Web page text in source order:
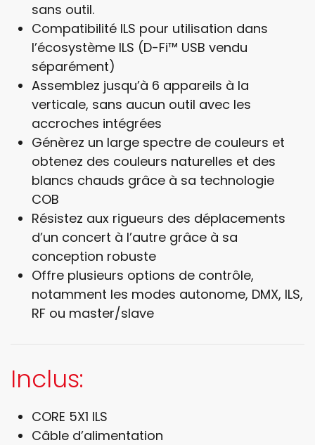
sans outil.
Compatibilité ILS pour utilisation dans
l’écosystème ILS (D-Fi™ USB vendu
séparément)
Assemblez jusqu’à 6 appareils à la
verticale, sans aucun outil avec les
accroches intégrées
Génèrez un large spectre de couleurs et
obtenez des couleurs naturelles et des
blancs chauds grâce à sa technologie
COB
Résistez aux rigueurs des déplacements
d’un concert à l’autre grâce à sa
conception robuste
Offre plusieurs options de contrôle,
notamment les modes autonome, DMX, ILS,
RF ou master/slave
Inclus:
CORE 5X1 ILS
Câble d’alimentation